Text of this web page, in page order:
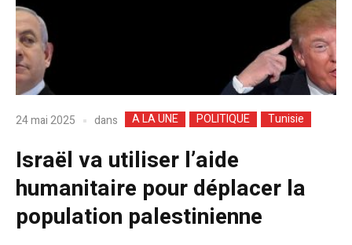
24 mai 2025 dans A LA UNE POLITIQUE Tunisie
Israël va utiliser l’aide
humanitaire pour déplacer la
population palestinienne